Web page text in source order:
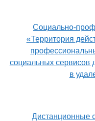
Социально-
«Территория
социальных сервисов
в
Дистанционные